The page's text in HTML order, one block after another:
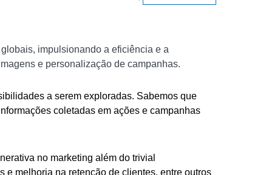
impulsionando a eficiência e a
e personalização de campanhas.
a serem exploradas. Sabemos que
coletadas em ações e campanhas
no marketing além do trivial
e melhoria na retenção de clientes, entre outros